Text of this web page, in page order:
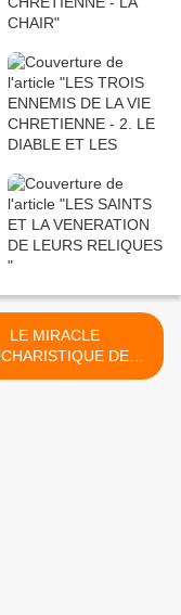
LE MIRACLE
DE
BUENOS AIRES >